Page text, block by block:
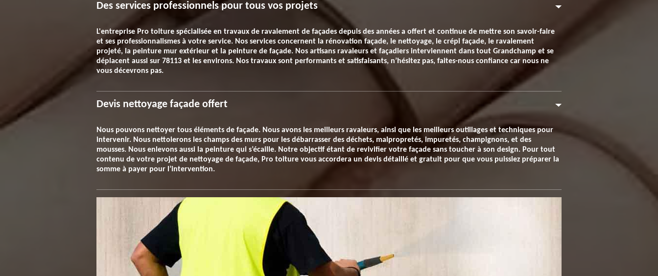
Des services professionnels pour tous vos projets
L'entreprise Pro toiture spécialisée en travaux de ravalement de façades depuis des années a offert et continue de mettre son savoir-faire
et ses professionnalismes à votre service. Nos services concernent la rénovation façade, le nettoyage, le crépi façade, le ravalement
projeté, la peinture mur extérieur et la peinture de façade. Nos artisans ravaleurs et façadiers interviennent dans tout Grandchamp et se
déplacent aussi sur 78113 et les environs. Nos travaux sont performants et satisfaisants, n’hésitez pas, faites-nous confiance car nous ne
vous décevrons pas.
Devis nettoyage façade offert
Nous pouvons nettoyer tous éléments de façade. Nous avons les meilleurs ravaleurs, ainsi que les meilleurs outillages et techniques pour
intervenir. Nous nettoierons les champs des murs pour les débarrasser des déchets, malpropretés, impuretés, champignons, et des
mousses. Nous enlevons aussi la peinture qui s’écaille. Notre objectif étant de revivifier votre façade sans toucher à son design. Pour tout
contenu de votre projet de nettoyage de façade, Pro toiture vous accordera un devis détaillé et gratuit pour que vous puissiez préparer la
somme à payer pour l’intervention.